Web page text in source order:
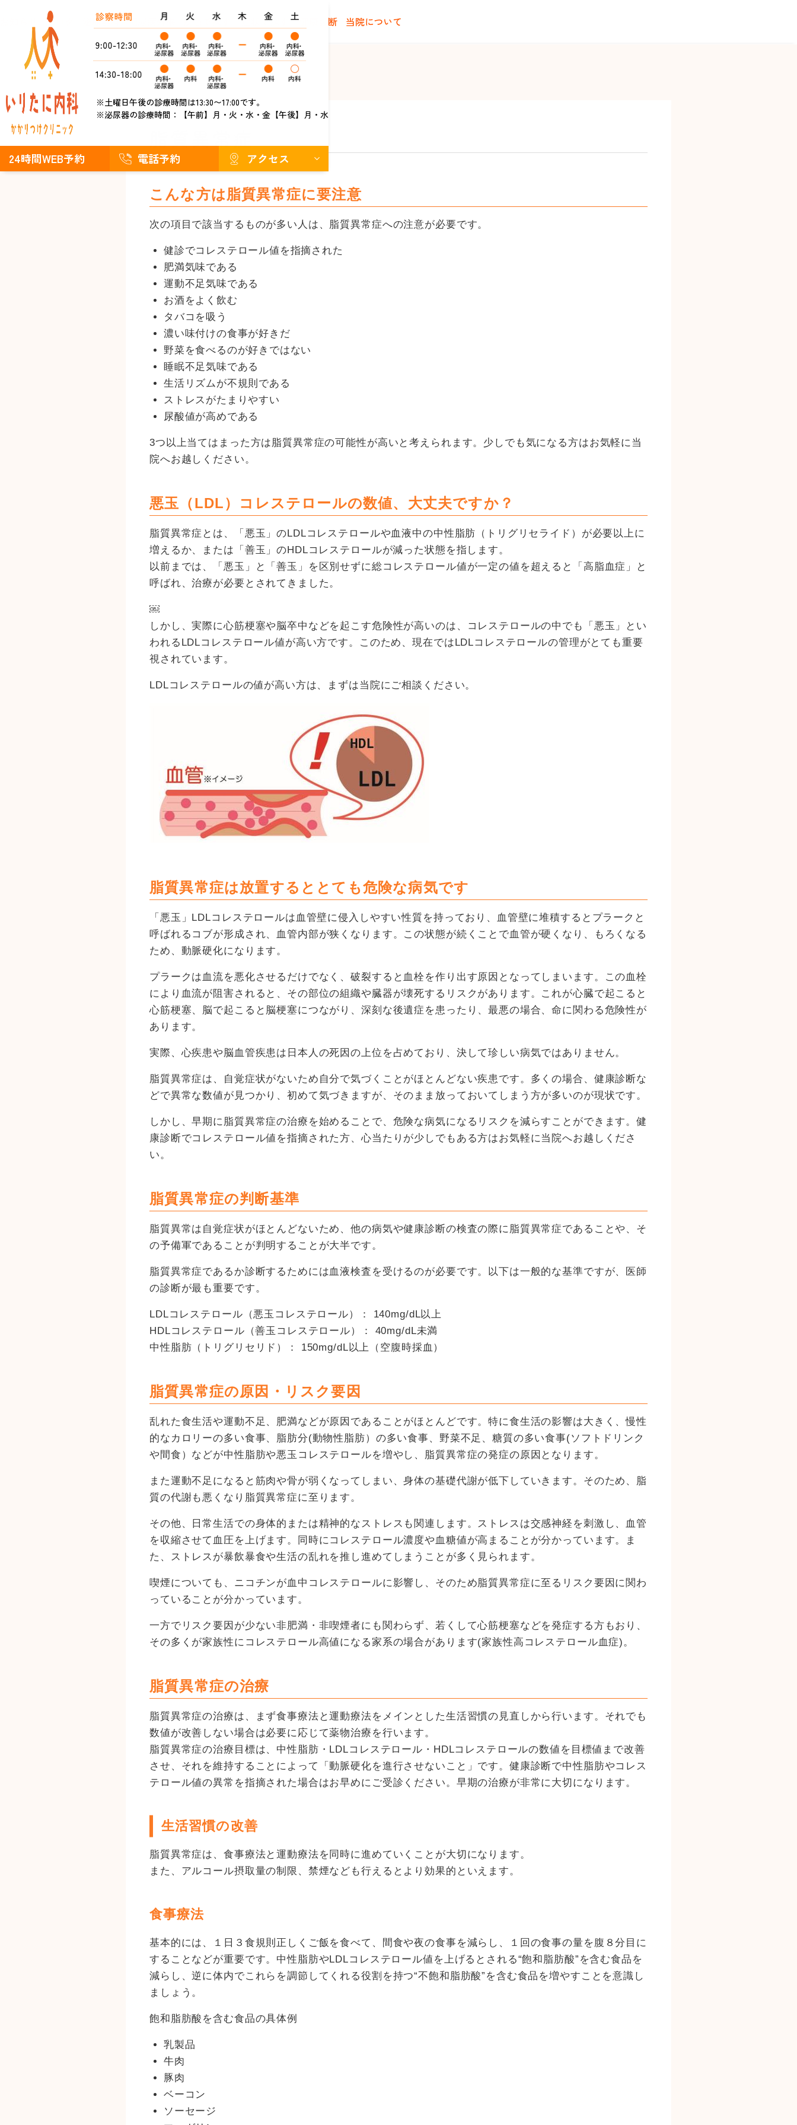
※土曜日午後の診療時間は13:30〜17:00です。
※泌尿器の診療時間：
【午前】月・火・水・金【午後】月・水
24時間WEB予約 電話予約 アクセス
ブログ 泌尿器科 糖尿病外来 疾患で探す 症状で探す 健康診断 当院について
こんな方は脂質異常症に要注意
次の項目で該当するものが多い人は、脂質異常症への注意が必要です。
健診でコレステロール値を指摘された
肥満気味である
運動不足気味である
お酒をよく飲む
タバコを吸う
濃い味付けの食事が好きだ
野菜を食べるのが好きではない
睡眠不足気味である
生活リズムが不規則である
ストレスがたまりやすい
尿酸値が高めである
3つ以上当てはまった方は脂質異常症の可能性が高いと考えられます。少しでも気になる方はお気軽に当
院へお越しください。
悪玉（LDL）コレステロールの数値、大丈夫ですか？
脂質異常症とは、「悪玉」のLDLコレステロールや血液中の中性脂肪（トリグリセライド）が必要以上に
増えるか、または「善玉」のHDLコレステロールが減った状態を指します。
以前までは、「悪玉」と「善玉」を区別せずに総コレステロール値が一定の値を超えると「高脂血症」と
呼ばれ、治療が必要とされてきました。
￼
しかし、実際に心筋梗塞や脳卒中などを起こす危険性が高いのは、コレステロールの中でも「悪玉」とい
われるLDLコレステロール値が高い方です。このため、現在ではLDLコレステロールの管理がとても重要
視されています。
LDLコレステロールの値が高い方は、まずは当院にご相談ください。
脂質異常症は放置するととても危険な病気です
「悪玉」LDLコレステロールは血管壁に侵入しやすい性質を持っており、血管壁に堆積するとプラークと
呼ばれるコブが形成され、血管内部が狭くなります。この状態が続くことで血管が硬くなり、もろくなる
ため、動脈硬化になります。
プラークは血流を悪化させるだけでなく、破裂すると血栓を作り出す原因となってしまいます。この血栓
により血流が阻害されると、その部位の組織や臓器が壊死するリスクがあります。これが心臓で起こると
心筋梗塞、脳で起こると脳梗塞につながり、深刻な後遺症を患ったり、最悪の場合、命に関わる危険性が
あります。
実際、心疾患や脳血管疾患は日本人の死因の上位を占めており、決して珍しい病気ではありません。
脂質異常症は、自覚症状がないため自分で気づくことがほとんどない疾患です。多くの場合、健康診断な
どで異常な数値が見つかり、初めて気づきますが、そのまま放っておいてしまう方が多いのが現状です。
しかし、早期に脂質異常症の治療を始めることで、危険な病気になるリスクを減らすことができます。健
康診断でコレステロール値を指摘された方、心当たりが少しでもある方はお気軽に当院へお越しくださ
い。
脂質異常症の判断基準
脂質異常は自覚症状がほとんどないため、他の病気や健康診断の検査の際に脂質異常症であることや、そ
の予備軍であることが判明することが大半です。
脂質異常症であるか診断するためには血液検査を受けるのが必要です。以下は一般的な基準ですが、医師
の診断が最も重要です。
LDLコレステロール（悪玉コレステロール）： 140mg/dL以上
HDLコレステロール（善玉コレステロール）： 40mg/dL未満
中性脂肪（トリグリセリド）： 150mg/dL以上（空腹時採血）
脂質異常症の原因・リスク要因
乱れた食生活や運動不足、肥満などが原因であることがほとんどです。特に食生活の影響は大きく、慢性
的なカロリーの多い食事、脂肪分(動物性脂肪）の多い食事、野菜不足、糖質の多い食事(ソフトドリンク
や間食）などが中性脂肪や悪玉コレステロールを増やし、脂質異常症の発症の原因となります。
また運動不足になると筋肉や骨が弱くなってしまい、身体の基礎代謝が低下していきます。そのため、脂
質の代謝も悪くなり脂質異常症に至ります。
その他、日常生活での身体的または精神的なストレスも関連します。ストレスは交感神経を刺激し、血管
を収縮させて血圧を上げます。同時にコレステロール濃度や血糖値が高まることが分かっています。ま
た、ストレスが暴飲暴食や生活の乱れを推し進めてしまうことが多く見られます。
喫煙についても、ニコチンが血中コレステロールに影響し、そのため脂質異常症に至るリスク要因に関わ
っていることが分かっています。
一方でリスク要因が少ない非肥満・非喫煙者にも関わらず、若くして心筋梗塞などを発症する方もおり、
その多くが家族性にコレステロール高値になる家系の場合があります(家族性高コレステロール血症)。
脂質異常症の治療
脂質異常症の治療は、まず食事療法と運動療法をメインとした生活習慣の見直しから行います。それでも
数値が改善しない場合は必要に応じて薬物治療を行います。
脂質異常症の治療目標は、中性脂肪・LDLコレステロール・HDLコレステロールの数値を目標値まで改善
させ、それを維持することによって「動脈硬化を進行させないこと」です。健康診断で中性脂肪やコレス
テロール値の異常を指摘された場合はお早めにご受診ください。早期の治療が非常に大切になります。
生活習慣の改善
脂質異常症は、食事療法と運動療法を同時に進めていくことが大切になります。
また、アルコール摂取量の制限、禁煙なども行えるとより効果的といえます。
食事療法
基本的には、１日３食規則正しくご飯を食べて、間食や夜の食事を減らし、１回の食事の量を腹８分目に
することなどが重要です。中性脂肪やLDLコレステロール値を上げるとされる“飽和脂肪酸”を含む食品を
減らし、逆に体内でこれらを調節してくれる役割を持つ“不飽和脂肪酸”を含む食品を増やすことを意識し
ましょう。
飽和脂肪酸を含む食品の具体例
乳製品
牛肉
豚肉
ベーコン
ソーセージ